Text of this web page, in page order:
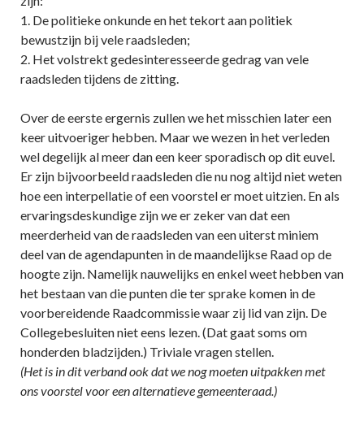
1. De politieke onkunde en het tekort aan politiek
bewustzijn bij vele raadsleden;
2. Het volstrekt gedesinteresseerde gedrag van vele
raadsleden tijdens de zitting.
Over de eerste ergernis zullen we het misschien later een
keer uitvoeriger hebben. Maar we wezen in het verleden
wel degelijk al meer dan een keer sporadisch op dit euvel.
Er zijn bijvoorbeeld raadsleden die nu nog altijd niet weten
hoe een interpellatie of een voorstel er moet uitzien. En als
ervaringsdeskundige zijn we er zeker van dat een
meerderheid van de raadsleden van een uiterst miniem
deel van de agendapunten in de maandelijkse Raad op de
hoogte zijn. Namelijk nauwelijks en enkel weet hebben van
het bestaan van die punten die ter sprake komen in de
voorbereidende Raadcommissie waar zij lid van zijn. De
Collegebesluiten niet eens lezen. (Dat gaat soms om
honderden bladzijden.) Triviale vragen stellen.
(Het is in dit verband ook dat we nog moeten uitpakken met
ons voorstel voor een alternatieve gemeenteraad.)